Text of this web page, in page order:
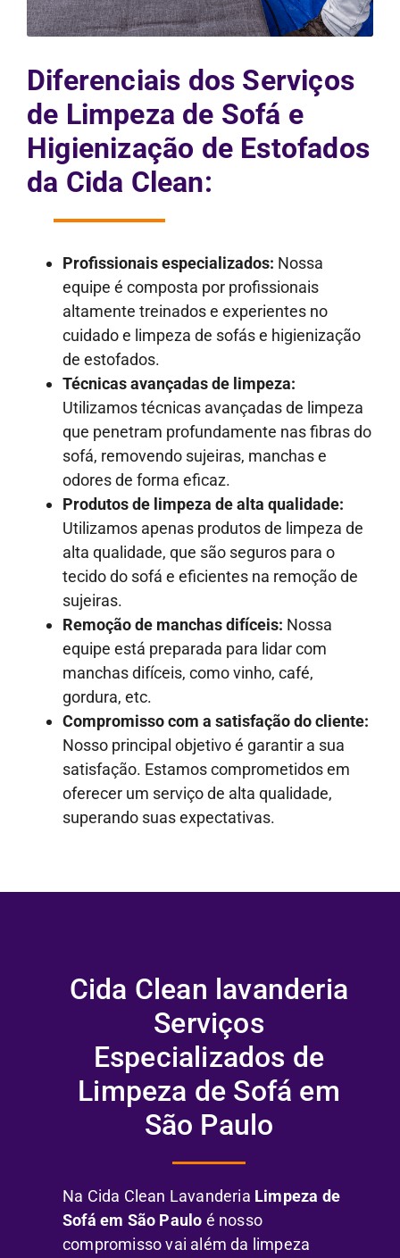
Diferenciais dos Serviços
de Limpeza de Sofá e
Higienização de Estofados
da Cida Clean:
Profissionais especializados: Nossa
equipe é composta por profissionais
altamente treinados e experientes no
cuidado e limpeza de sofás e higienização
de estofados.
Técnicas avançadas de limpeza:
Utilizamos técnicas avançadas de limpeza
que penetram profundamente nas fibras do
sofá, removendo sujeiras, manchas e
odores de forma eficaz.
Produtos de limpeza de alta qualidade:
Utilizamos apenas produtos de limpeza de
alta qualidade, que são seguros para o
tecido do sofá e eficientes na remoção de
sujeiras.
Remoção de manchas difíceis: Nossa
equipe está preparada para lidar com
manchas difíceis, como vinho, café,
gordura, etc.
Compromisso com a satisfação do cliente:
Nosso principal objetivo é garantir a sua
satisfação. Estamos comprometidos em
oferecer um serviço de alta qualidade,
superando suas expectativas.
Cida Clean lavanderia
Serviços
Especializados de
Limpeza de Sofá em
São Paulo
Na Cida Clean Lavanderia Limpeza de
Sofá em São Paulo é nosso
compromisso vai além da limpeza